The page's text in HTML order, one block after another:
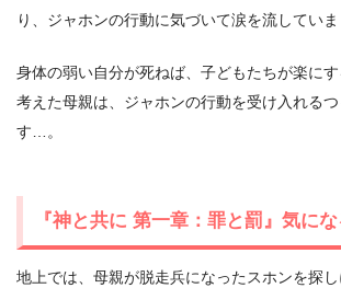
り、ジャホンの行動に気づいて涙を流していま
身体の弱い自分が死ねば、子どもたちが楽に
考えた母親は、ジャホンの行動を受け入れる
す…。
『神と共に 第一章：罪と罰』気に
地上では、母親が脱走兵になったスホンを探